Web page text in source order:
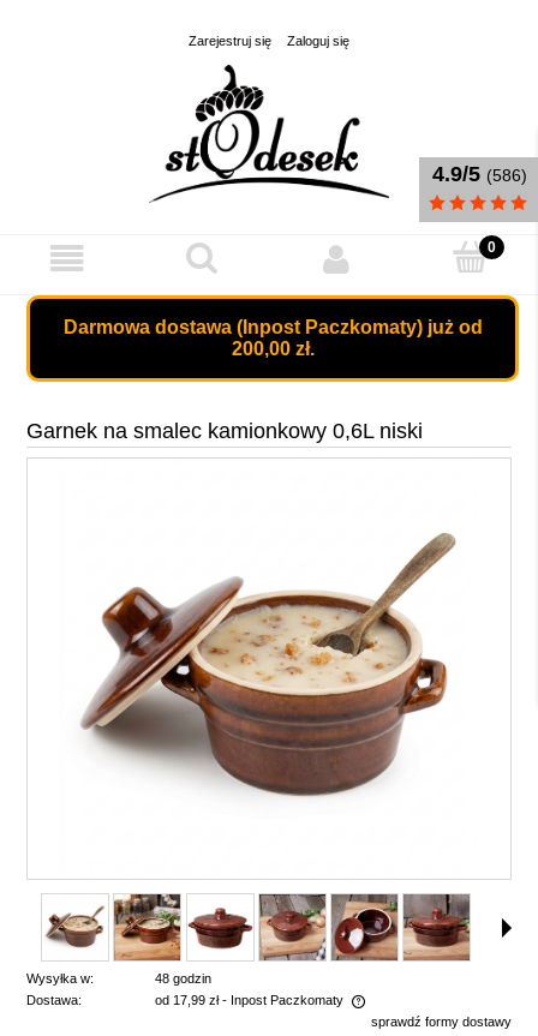
Zarejestruj się Zaloguj się
Darmowa dostawa (Inpost Paczkomaty) już od
200,00 zł.
Garnek na smalec kamionkowy 0,6L niski
Wysyłka w:
48 godzin
Dostawa:
od 17,99 zł - Inpost Paczkomaty
Cena nie zawiera ewentualnych kosztów płatnościsprawdź formy dostawy
4.9/5 (586)